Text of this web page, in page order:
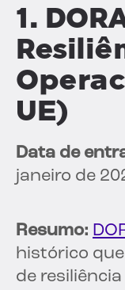
1.
UE)
Data de
janeiro de
Resumo:
histórico
de